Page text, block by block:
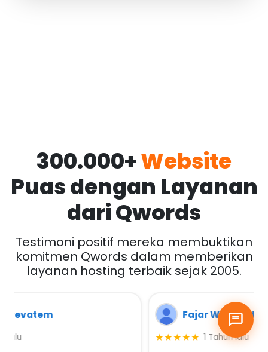
300.000+Website
Puas dengan Layanan
dari Qwords
Testimoni positif mereka membuktikan
komitmen Qwords dalam memberikan
layanan hosting terbaik sejak 2005.